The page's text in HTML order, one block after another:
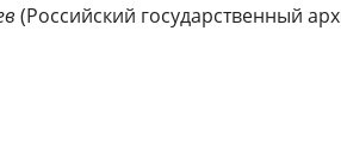
(Российский государственный